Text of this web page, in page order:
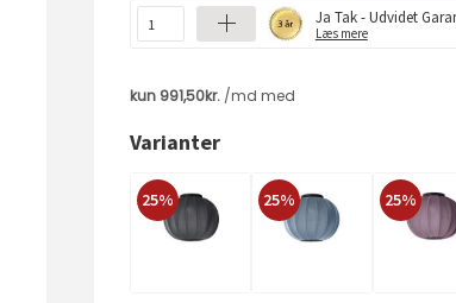
Ja Tak - Udvidet
Læs mere
Varianter
25% 25% 25%